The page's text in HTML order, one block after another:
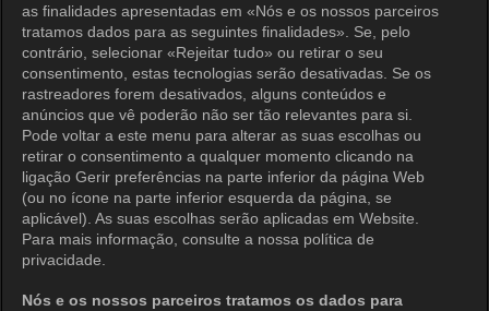
as finalidades apresentadas em «Nós e os nossos parceiros
tratamos dados para as seguintes finalidades». Se, pelo
contrário, selecionar «Rejeitar tudo» ou retirar o seu
consentimento, estas tecnologias serão desativadas. Se os
rastreadores forem desativados, alguns conteúdos e
anúncios que vê poderão não ser tão relevantes para si.
Pode voltar a este menu para alterar as suas escolhas ou
retirar o consentimento a qualquer momento clicando na
ligação Gerir preferências na parte inferior da página Web
(ou no ícone na parte inferior esquerda da página, se
aplicável). As suas escolhas serão aplicadas em Website.
Para mais informação, consulte a nossa política de
privacidade.
Nós e os nossos parceiros tratamos os dados para